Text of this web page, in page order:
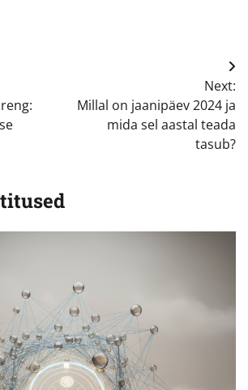
Next:
Millal on jaanipäev 2024 ja
mida sel aastal teada
tasub?